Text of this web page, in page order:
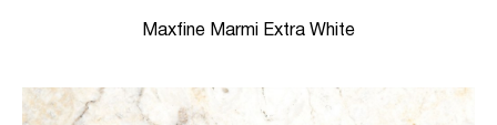
Maxfine Marmi Extra White